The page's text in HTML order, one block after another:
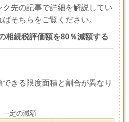
先の記事で詳細を解説してい
そちらをご覧ください。
相続税評価額を80％減額する
きる限度面積と割合が異なり
一定の減額